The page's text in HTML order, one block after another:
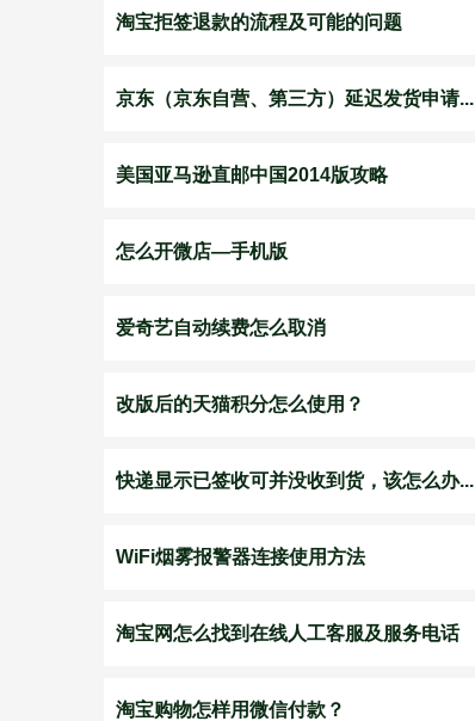
淘宝拒签退款的流程及可能的问题
京东（京东自营、第三方）延迟发货申请...
美国亚马逊直邮中国2014版攻略
怎么开微店—手机版
爱奇艺自动续费怎么取消
改版后的天猫积分怎么使用？
快递显示已签收可并没收到货，该怎么办...
WiFi烟雾报警器连接使用方法
淘宝网怎么找到在线人工客服及服务电话
淘宝购物怎样用微信付款？